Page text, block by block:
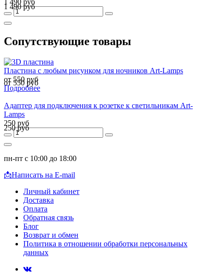
1 490 руб
Сопутствующие товары
Пластина с любым рисунком для ночников Art-Lamps
от 550 руб
от 550 руб
Подробнее
Адаптер для подключения к розетке к светильникам Art-
Lamps
250 руб
250 руб
пн-пт с 10:00 до 18:00
📩Написать на E-mail
Личный кабинет
Доставка
Оплата
Обратная связь
Блог
Возврат и обмен
Политика в отношении обработки персональных
данных